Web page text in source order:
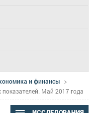
и финансы
Май 2017 года